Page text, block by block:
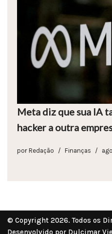
Meta diz que sua IA
hacker a outra
por Redação Finanças
© Copyright 2026. Todos os
Desenvolvido por Dulcimar